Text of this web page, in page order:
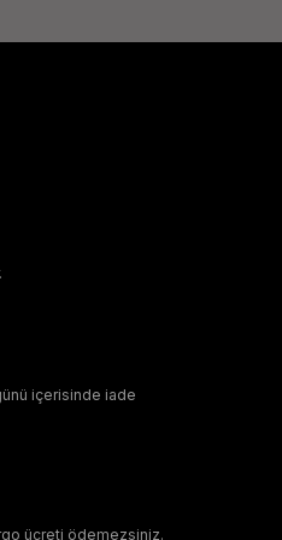
içerisinde iade
ücreti ödemezsiniz.